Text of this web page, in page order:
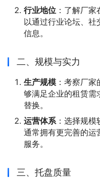
行业地位 ：了解厂
以通过行业论坛、社
信息。
二、规模与实力
生产规模 ：考察厂
够满足企业的租赁需
替换。
运营体系：选择规模
通常拥有更完善的运
服务。
三、托盘质量